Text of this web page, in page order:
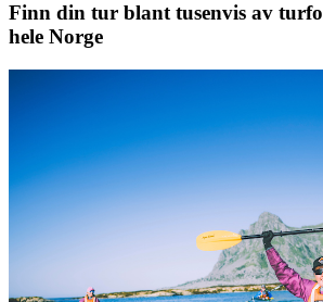
Finn din tur blant tusenvis av
hele Norge